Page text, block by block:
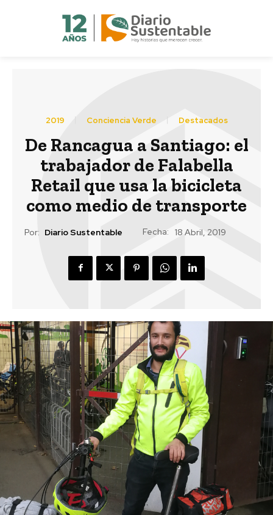
2019 Conciencia Verde Destacados
De Rancagua a Santiago: el
trabajador de Falabella
Retail que usa la bicicleta
como medio de transporte
Por: Diario Sustentable Fecha: 18 Abril, 2019